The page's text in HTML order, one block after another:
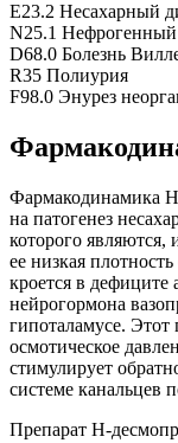
E23.2 Несахарный
N25.1 Нефрогенный
D68.0 Болезнь
R35 Полиурия
F98.0 Энурез
Фармакодинамика
на патогенез
которого
ее низкая
кроется в дефиците
нейрогормона
гипоталамусе. Этот
осмотическое
стимулирует
системе канальцев
Препарат Н-